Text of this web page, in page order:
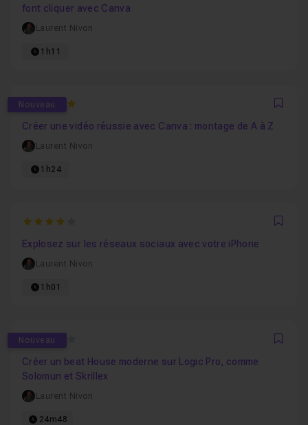
font cliquer avec Canva
Laurent Nivon
1h11
Nouveau
5
Créer une vidéo réussie avec Canva : montage de A à Z
Laurent Nivon
1h24
4
Explosez sur les réseaux sociaux avec votre iPhone
Laurent Nivon
1h01
Nouveau
0
Créer un beat House moderne sur Logic Pro, comme
Solomun et Skrillex
Laurent Nivon
24m48